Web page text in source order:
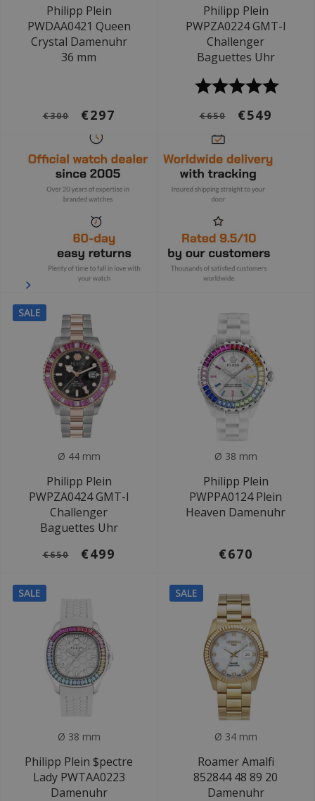
Philipp Plein
PWDAA0421 Queen
Crystal Damenuhr
36 mm
€300 €297
Philipp Plein
PWPZA0224 GMT-I
Challenger
Baguettes Uhr
€650 €549
SALE
Ø 44 mm
Philipp Plein
PWPZA0424 GMT-I
Challenger
Baguettes Uhr
€650 €499
Ø 38 mm
Philipp Plein
PWPPA0124 Plein
Heaven Damenuhr
€670
SALE
Ø 38 mm
Philipp Plein $pectre
Lady PWTAA0223
Damenuhr
SALE
Ø 34 mm
Roamer Amalfi
852844 48 89 20
Damenuhr